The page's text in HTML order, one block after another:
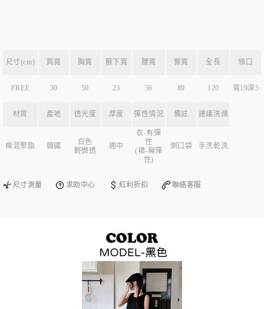
尺寸(cm) 肩寬 胸寬 腋下寬 腰寬 臀寬 全長 領口
FREE 30 50 23 56 89 120 寬19深5
材質 產地 透光度 厚度 彈性情況 備註 建議洗滌
棉混聚酯 韓國
白色
輕微透
適中
衣-有彈
性
(裙-無彈
性)
側口袋 手洗乾洗
尺寸測量 求助中心 紅利折扣 聯絡客服